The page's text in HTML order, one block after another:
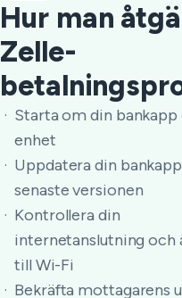
Hur man
Zelle-
Starta om din bankapp
enhet
Uppdatera din
senaste versionen
Kontrollera din
internetanslutning och
till Wi-Fi
Bekräfta mottagarens